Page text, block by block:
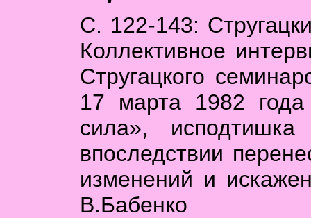
С. 122-143:
Коллективное
Стругацкого
17 марта 1982
сила»,
впоследствии
изменений и
В.Бабенко